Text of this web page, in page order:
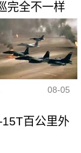
完全不一样
08-05
百公里外